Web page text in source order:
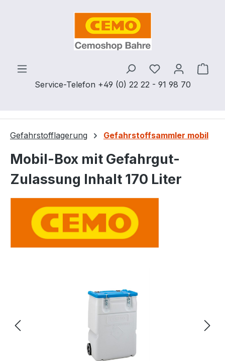
Zum Hauptinhalt springen
Service-Telefon +49 (0) 22 22 - 91 98 70
Du hast 0
Gefahrstofflagerung Gefahrstoffsammler mobil
Mobil-Box mit Gefahrgut-
Zulassung Inhalt 170 Liter